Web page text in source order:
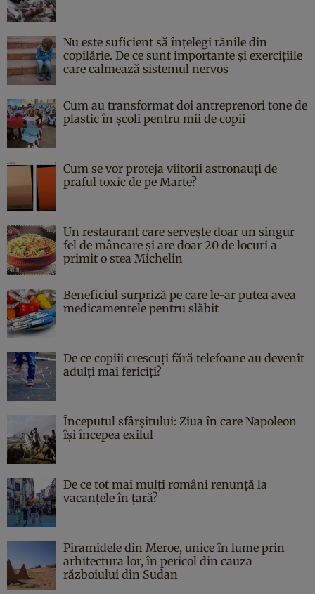
Nu este suficient să înțelegi rănile din
copilărie. De ce sunt importante și exercițiile
care calmează sistemul nervos
Cum au transformat doi antreprenori tone de
plastic în școli pentru mii de copii
Cum se vor proteja viitorii astronauți de
praful toxic de pe Marte?
Un restaurant care servește doar un singur
fel de mâncare și are doar 20 de locuri a
primit o stea Michelin
Beneficiul surpriză pe care le-ar putea avea
medicamentele pentru slăbit
De ce copiii crescuți fără telefoane au devenit
adulți mai fericiți?
Începutul sfârşitului: Ziua în care Napoleon
îşi începea exilul
De ce tot mai mulți români renunță la
vacanțele în țară?
Piramidele din Meroe, unice în lume prin
arhitectura lor, în pericol din cauza
războiului din Sudan